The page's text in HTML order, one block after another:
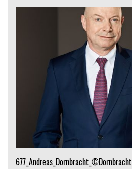
677_Andreas_Dornbracht_©Dornbracht